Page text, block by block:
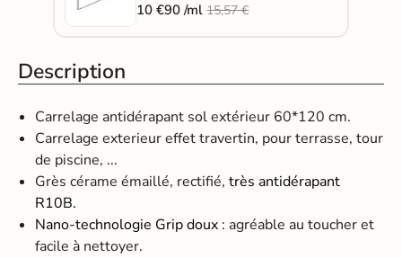
10 €90 /ml15,57 €
Description
Carrelage antidérapant sol extérieur 60*120 cm.
Carrelage exterieur effet travertin, pour terrasse, tour
de piscine, ...
Grès cérame émaillé, rectifié,très antidérapant
R10B.
Nano-technologie Grip doux : agréable au toucher et
facile à nettoyer.